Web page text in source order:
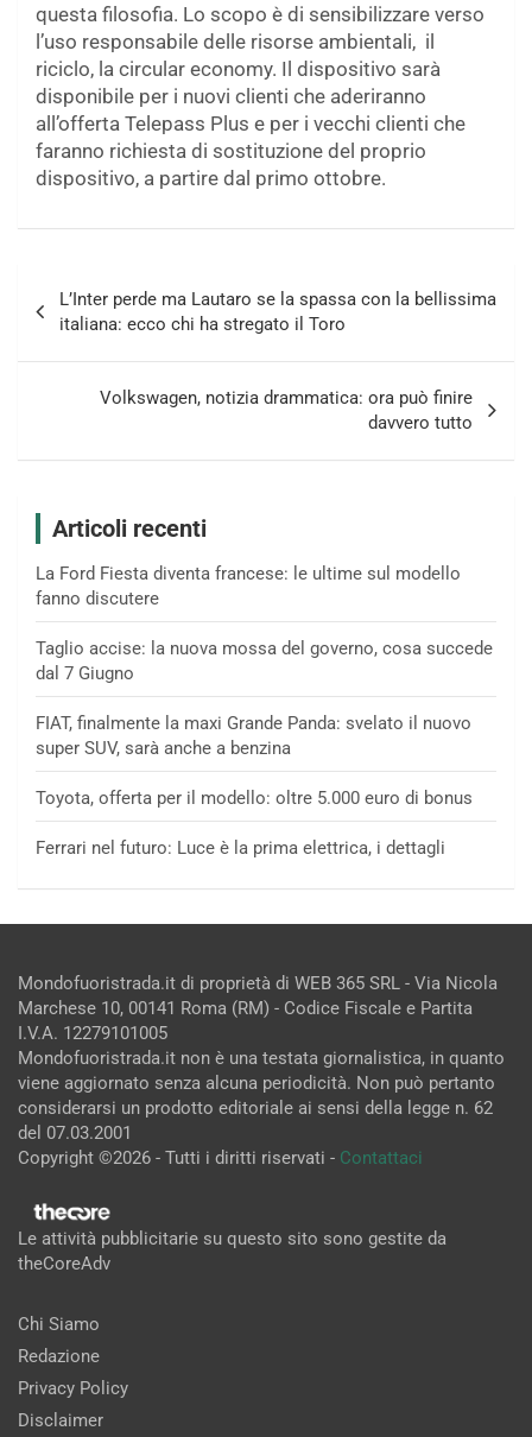
questa filosofia. Lo scopo è di sensibilizzare verso
l’uso responsabile delle risorse ambientali, il
riciclo, la circular economy. Il dispositivo sarà
disponibile per i nuovi clienti che aderiranno
all’offerta Telepass Plus e per i vecchi clienti che
faranno richiesta di sostituzione del proprio
dispositivo, a partire dal primo ottobre.
articoli
L’Inter perde ma Lautaro se la spassa con la bellissima
italiana: ecco chi ha stregato il Toro
Volkswagen, notizia drammatica: ora può finire
davvero tutto
Articoli recenti
La Ford Fiesta diventa francese: le ultime sul modello
fanno discutere
Taglio accise: la nuova mossa del governo, cosa succede
dal 7 Giugno
FIAT, finalmente la maxi Grande Panda: svelato il nuovo
super SUV, sarà anche a benzina
Toyota, offerta per il modello: oltre 5.000 euro di bonus
Ferrari nel futuro: Luce è la prima elettrica, i dettagli
Mondofuoristrada.it di proprietà di WEB 365 SRL - Via Nicola
Marchese 10, 00141 Roma (RM) - Codice Fiscale e Partita
I.V.A. 12279101005
Mondofuoristrada.it non è una testata giornalistica, in quanto
viene aggiornato senza alcuna periodicità. Non può pertanto
considerarsi un prodotto editoriale ai sensi della legge n. 62
del 07.03.2001
Copyright ©2026 - Tutti i diritti riservati - Contattaci
Le attività pubblicitarie su questo sito sono gestite da
theCoreAdv
Chi Siamo
Redazione
Privacy Policy
Disclaimer